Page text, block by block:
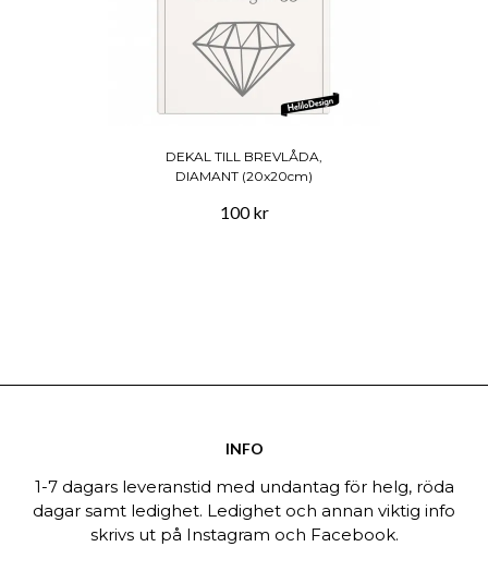
DEKAL TILL BREVLÅDA,
DIAMANT (20x20cm)
100 kr
INFO
1-7 dagars leveranstid med undantag för helg, röda
dagar samt ledighet. Ledighet och annan viktig info
skrivs ut på Instagram och Facebook.